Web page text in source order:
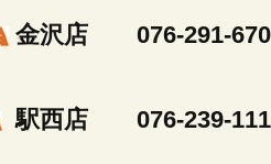
金沢店 076-291-
駅西店 076-239-